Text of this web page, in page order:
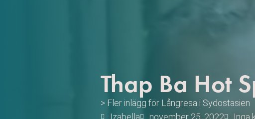
Thap Ba Hot
> Fler inlägg för Långresa i Sydostasien
Izabella
november 25, 2022 Inga